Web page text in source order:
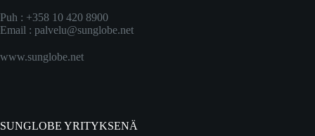
Puh : +358 10 420 8900
Email : palvelu@sunglobe.net
www.sunglobe.net
SUNGLOBE YRITYKSENÄ